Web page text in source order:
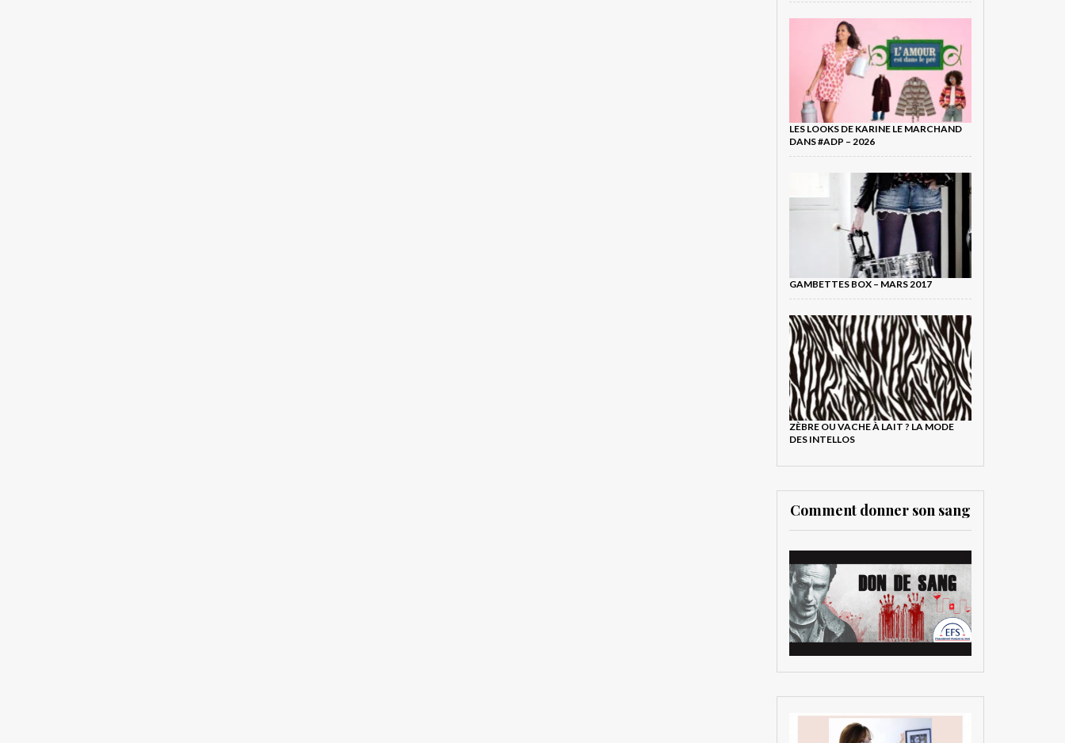
LES LOOKS DE KARINE LE MARCHAND
DANS #ADP – 2026
GAMBETTES BOX – MARS 2017
ZÈBRE OU VACHE À LAIT ? LA MODE
DES INTELLOS
Comment donner son sang